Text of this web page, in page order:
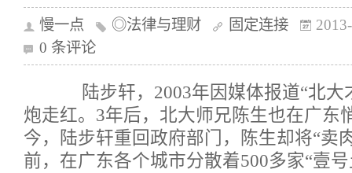
慢一点 ◎法律与理财 固定连接
0 条评论
陆步轩，2003年因媒体报道“北大
炮走红。3年后，北大师兄陈生也在广东
今，陆步轩重回政府部门，陈生却将“卖
前，在广东各个城市分散着500多家“壹